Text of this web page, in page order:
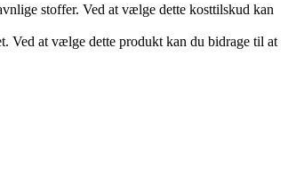
stoffer. Ved at vælge dette kosttilskud kan
Ved at vælge dette produkt kan du bidrage til at